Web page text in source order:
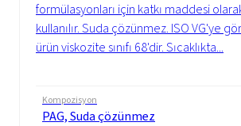
formülasyonları için katkı maddesi
kullanılır. Suda çözünmez. ISO VG'ye
ürün viskozite sınıfı 68'dir. Sıcaklıkta...
Kompozisyon
PAG, Suda çözünmez